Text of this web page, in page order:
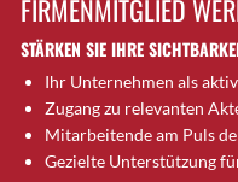
Brugg AG
Brütten
Bubendorf
Bubikon
Buchs (SG)
FIRMENMITGLIED
STÄRKEN SIE IHRE
Ihr Unternehmen als
Zugang zu relevanten
Mitarbeitende am Puls
Gezielte Unterstützung